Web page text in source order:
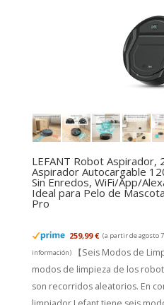
LEFANT Robot Aspirador,
Aspirador Autocargable
Sin Enredos, WiFi/App/
Ideal para Pelo de
Pro
259,99 € (a partir de agosto
información)
【Seis Modos de
modos de limpieza de los
son recorridos aleatorios. En